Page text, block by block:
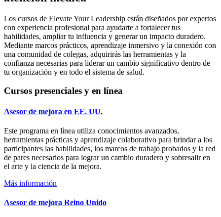
Los cursos de Elevate Your Leadership están diseñados por expertos
con experiencia profesional para ayudarte a fortalecer tus
habilidades, ampliar tu influencia y generar un impacto duradero.
Mediante marcos prácticos, aprendizaje inmersivo y la conexión con
una comunidad de colegas, adquirirás las herramientas y la
confianza necesarias para liderar un cambio significativo dentro de
tu organización y en todo el sistema de salud.
Cursos presenciales y en línea
Asesor de mejora en EE. UU.
Este programa en línea utiliza conocimientos avanzados,
herramientas prácticas y aprendizaje colaborativo para brindar a los
participantes las habilidades, los marcos de trabajo probados y la red
de pares necesarios para lograr un cambio duradero y sobresalir en
el arte y la ciencia de la mejora.
Más información
Asesor de mejora Reino Unido